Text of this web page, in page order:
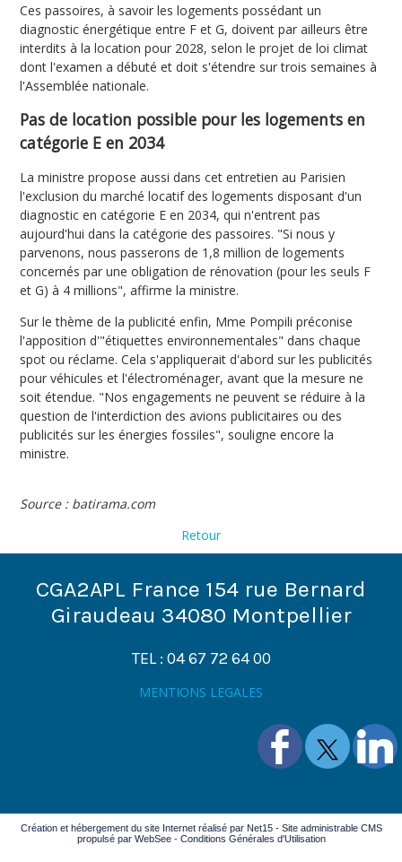
Ces passoires, à savoir les logements possédant un
diagnostic énergétique entre F et G, doivent par ailleurs être
interdits à la location pour 2028, selon le projet de loi climat
dont l'examen a débuté et doit s'étendre sur trois semaines à
l'Assemblée nationale.
Pas de location possible pour les logements en
catégorie E en 2034
La ministre propose aussi dans cet entretien au Parisien
l'exclusion du marché locatif des logements disposant d'un
diagnostic en catégorie E en 2034, qui n'entrent pas
aujourd'hui dans la catégorie des passoires. "Si nous y
parvenons, nous passerons de 1,8 million de logements
concernés par une obligation de rénovation (pour les seuls F
et G) à 4 millions", affirme la ministre.
Sur le thème de la publicité enfin, Mme Pompili préconise
l'apposition d'"étiquettes environnementales" dans chaque
spot ou réclame. Cela s'appliquerait d'abord sur les publicités
pour véhicules et l'électroménager, avant que la mesure ne
soit étendue. "Nos engagements ne peuvent se réduire à la
question de l'interdiction des avions publicitaires ou des
publicités sur les énergies fossiles", souligne encore la
ministre.
Source : batirama.com
Retour
CGA2APL France 154 rue Bernard
Giraudeau 34080 Montpellier
TEL : 04 67 72 64 00
MENTIONS LEGALES
Création et hébergement du site Internet réalisé par Net15- Site administrable CMS
propulsé par WebSee- Conditions Générales d'Utilisation